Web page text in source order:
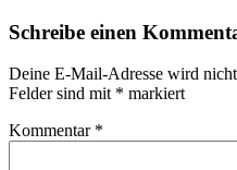
Schreibe einen
Deine E-Mail-Adresse wird
Felder sind mit * markiert
Kommentar *